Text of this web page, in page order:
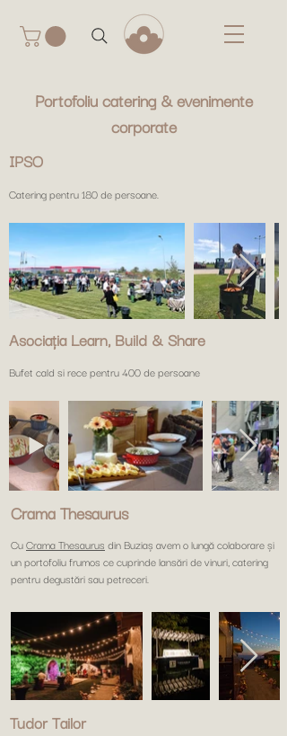
Portofoliu catering & evenimente
corporate
IPSO
Catering pentru 180 de persoane.
Asociația Learn, Build & Share
Bufet cald si rece pentru 400 de persoane
Crama Thesaurus
CuCrama Thesaurus din Buziaș avem o lungă colaborare și
un portofoliu frumos ce cuprinde lansări de vinuri, catering
pentru degustări sau petreceri.
Tudor Tailor